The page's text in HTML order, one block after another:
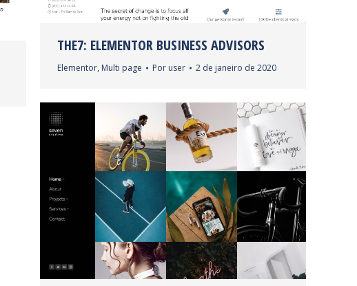
THE7: ELEMENTOR BUSINESS ADVISORS
Elementor, Multi page Por user 2 de janeiro de 2020